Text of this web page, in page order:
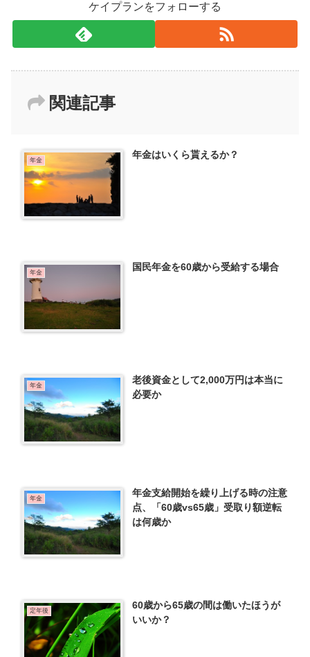
ケイプランをフォローする
関連記事
年金 年金はいくら貰えるか？
年金 国民年金を60歳から受給する場合
年金
老後資金として2,000万円は本当に
必要か
年金
年金支給開始を繰り上げる時の注意
点、「60歳vs65歳」受取り額逆転
は何歳か
定年後
60歳から65歳の間は働いたほうが
いいか？